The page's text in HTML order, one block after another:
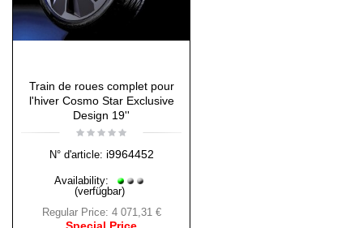
Train de roues complet pour
l'hiver Cosmo Star Exclusive
Design 19''
N° d'article: i9964452
Availability:
(verfügbar)
Regular Price: 4 071,31 €